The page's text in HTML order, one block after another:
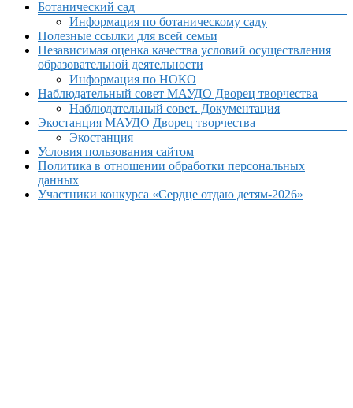
Ботанический сад
Информация по ботаническому саду
Полезные ссылки для всей семьи
Независимая оценка качества условий осуществления
образовательной деятельности
Информация по НОКО
Наблюдательный совет МАУДО Дворец творчества
Наблюдательный совет. Документация
Экостанция МАУДО Дворец творчества
Экостанция
Условия пользования сайтом
Политика в отношении обработки персональных
данных
Участники конкурса «Сердце отдаю детям-2026»